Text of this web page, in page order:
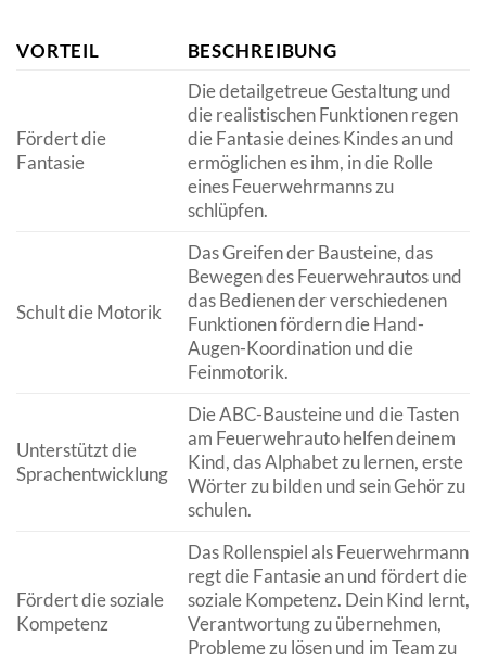
VORTEIL BESCHREIBUNG
Fördert die
Fantasie
Die detailgetreue Gestaltung und
die realistischen Funktionen regen
die Fantasie deines Kindes an und
ermöglichen es ihm, in die Rolle
eines Feuerwehrmanns zu
schlüpfen.
Schult die Motorik
Das Greifen der Bausteine, das
Bewegen des Feuerwehrautos und
das Bedienen der verschiedenen
Funktionen fördern die Hand-
Augen-Koordination und die
Feinmotorik.
Unterstützt die
Sprachentwicklung
Die ABC-Bausteine und die Tasten
am Feuerwehrauto helfen deinem
Kind, das Alphabet zu lernen, erste
Wörter zu bilden und sein Gehör zu
schulen.
Fördert die soziale
Kompetenz
Das Rollenspiel als Feuerwehrmann
regt die Fantasie an und fördert die
soziale Kompetenz. Dein Kind lernt,
Verantwortung zu übernehmen,
Probleme zu lösen und im Team zu